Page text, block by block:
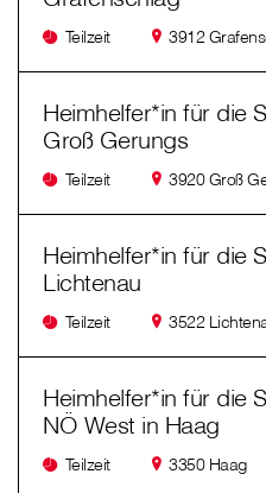
Teilzeit 3912
Heimhelfer*in für die
Groß Gerungs
Teilzeit 3920 Groß
Heimhelfer*in für die
Lichtenau
Teilzeit 3522
Heimhelfer*in für die
NÖ West in Haag
Teilzeit 3350 Haag